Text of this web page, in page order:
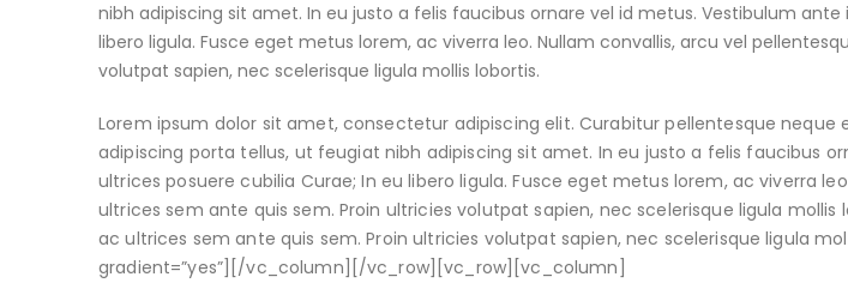
nibh adipiscing sit amet. In eu justo a felis faucibus ornare vel id metus. Vestibulum
libero ligula. Fusce eget metus lorem, ac viverra leo. Nullam convallis, arcu vel
volutpat sapien, nec scelerisque ligula mollis lobortis.
Lorem ipsum dolor sit amet, consectetur adipiscing elit. Curabitur pellentesque
adipiscing porta tellus, ut feugiat nibh adipiscing sit amet. In eu justo a felis faucibus
ultrices posuere cubilia Curae; In eu libero ligula. Fusce eget metus lorem, ac viverra
ultrices sem ante quis sem. Proin ultricies volutpat sapien, nec scelerisque ligula
ac ultrices sem ante quis sem. Proin ultricies volutpat sapien, nec scelerisque ligula
gradient=”yes”][/vc_column][/vc_row][vc_row][vc_column]